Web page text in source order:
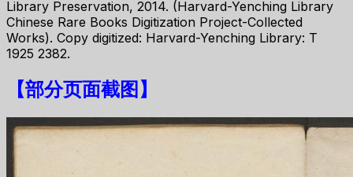
Library Preservation, 2014. (Harvard-Yenching Library
Chinese Rare Books Digitization Project-Collected
Works). Copy digitized: Harvard-Yenching Library: T
1925 2382.
【部分页面截图】